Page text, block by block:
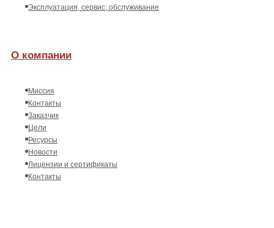
Эксплуатация, сервис, обслуживание
О компании
Миссия
Контакты
Заказчик
Цели
Ресурсы
Новости
Лицензии и сертификаты
Контакты